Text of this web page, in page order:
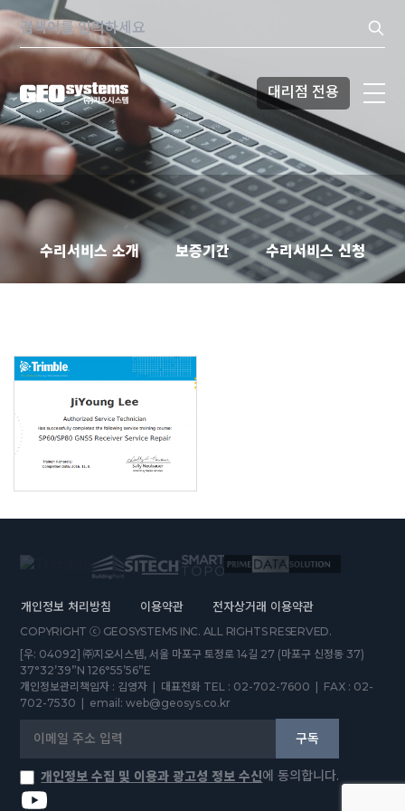
콘텐츠로
바로가기
Search:
대리점 전용
수리서비스 소개 보증기간 수리서비스 신청
개인정보 처리방침 이용약관 전자상거래 이용약관
COPYRIGHT ⓒ GEOSYSTEMS INC. ALL RIGHTS RESERVED.
[우: 04092] ㈜지오시스템, 서울 마포구 토정로 14길 27 (마포구 신정동 37)
37°32’39”N 126°55’56”E
개인정보관리책임자 : 김영자 | 대표전화 TEL : 02-702-7600 | FAX : 02-
702-7530 | email: web@geosys.co.kr
구독
개인정보 수집 및 이용과 광고성 정보 수신에 동의합니다.